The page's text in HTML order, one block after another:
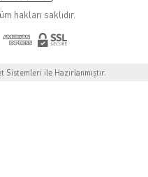
hakları saklıdır.
Sistemleri ile Hazırlanmıştır.